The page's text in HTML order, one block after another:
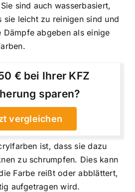
sind auch wasserbasiert,
sie leicht zu reinigen sind und
abgeben als einige
€ bei Ihrer KFZ
sparen?
vergleichen
ist, dass sie dazu
zu schrumpfen. Dies kann
Farbe reißt oder abblättert,
aufgetragen wird.